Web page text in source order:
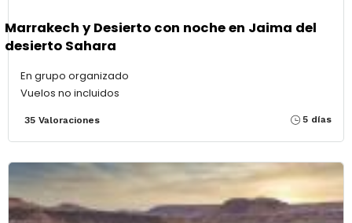
Marrakech y Desierto con noche en Jaima del
desierto Sahara
En grupo organizado
Vuelos no incluidos
35 Valoraciones 5 días